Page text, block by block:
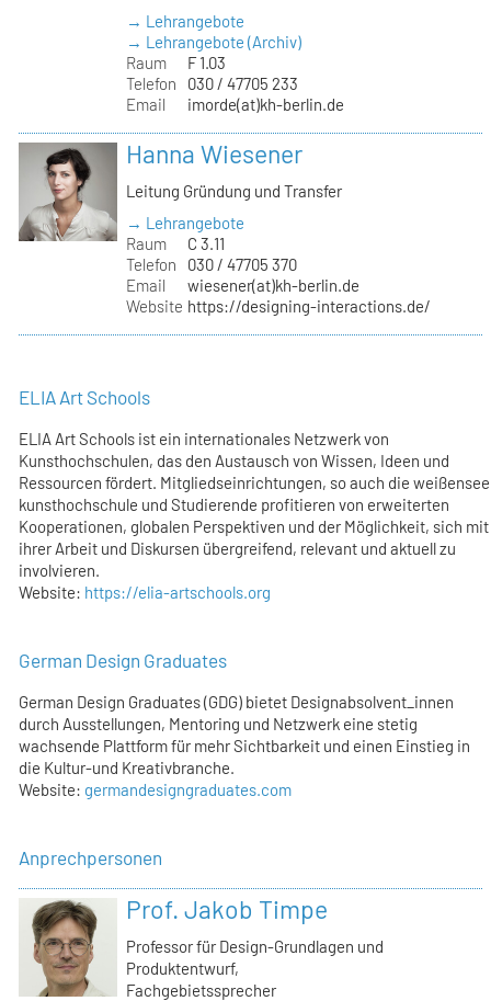
→ Lehrangebote
→ Lehrangebote (Archiv)
Raum
F 1.03
Telefon
030 / 47705 233
Email
imorde(at)kh-berlin.de
Hanna Wiesener
Leitung Gründung und Transfer
→ Lehrangebote
Raum
C 3.11
Telefon
030 / 47705 370
Email
wiesener(at)kh-berlin.de
Website https://designing-interactions.de/
ELIA Art Schools
ELIA Art Schools ist ein internationales Netzwerk von
Kunsthochschulen, das den Austausch von Wissen, Ideen und
Ressourcen fördert. Mitgliedseinrichtungen, so auch die weißensee
kunsthochschule und Studierende profitieren von erweiterten
Kooperationen, globalen Perspektiven und der Möglichkeit, sich mit
ihrer Arbeit und Diskursen übergreifend, relevant und aktuell zu
involvieren.
Website: https://elia-artschools.org
German Design Graduates
German Design Graduates (GDG) bietet Designabsolvent_innen
durch Ausstellungen, Mentoring und Netzwerk eine stetig
wachsende Plattform für mehr Sichtbarkeit und einen Einstieg in
die Kultur-und Kreativbranche.
Website: germandesigngraduates.com
Anprechpersonen
Prof. Jakob Timpe
Professor für Design-Grundlagen und
Produktentwurf,
Fachgebietssprecher